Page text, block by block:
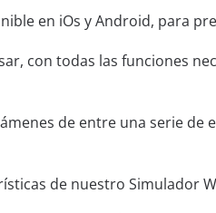
en iOs y Android, para
con todas las funciones
de entre una serie de
de nuestro Simulador